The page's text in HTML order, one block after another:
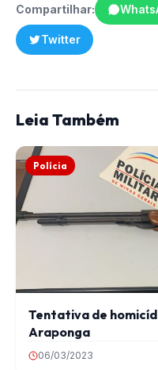
Compartilhar:
Twitter
Leia Também
Polícia
Tentativa de
Araponga
06/03/2023